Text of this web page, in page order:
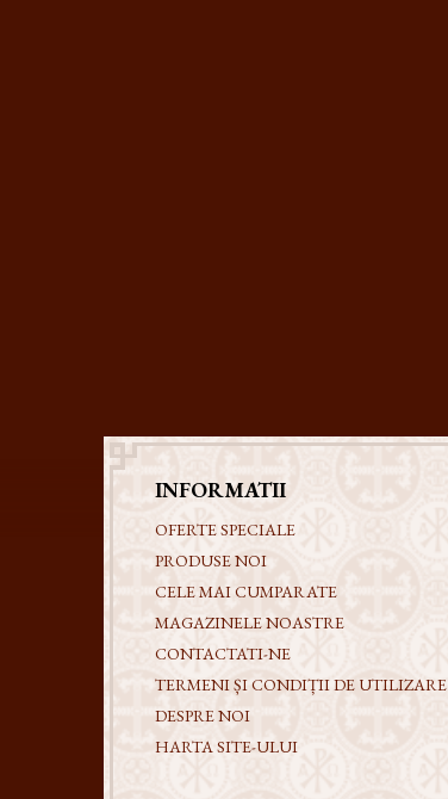
INFORMATII
OFERTE SPECIALE
PRODUSE NOI
CELE MAI CUMPARATE
MAGAZINELE NOASTRE
CONTACTATI-NE
TERMENI ȘI CONDIȚII DE UTILIZARE
DESPRE NOI
HARTA SITE-ULUI